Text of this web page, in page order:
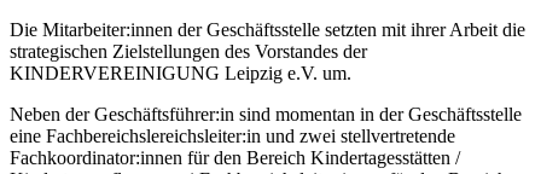
Die Mitarbeiter:innen der Geschäftsstelle setzten mit ihrer Arbeit die
strategischen Zielstellungen des Vorstandes der
KINDERVEREINIGUNG Leipzig e.V. um.
Neben der Geschäftsführer:in sind momentan in der Geschäftsstelle
eine Fachbereichslereichsleiter:in und zwei stellvertretende
Fachkoordinator:innen für den Bereich Kindertagesstätten /